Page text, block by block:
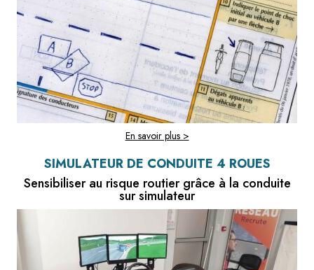
En savoir plus >
SIMULATEUR DE CONDUITE 4 ROUES
Sensibiliser au risque routier grâce à la conduite
sur simulateur